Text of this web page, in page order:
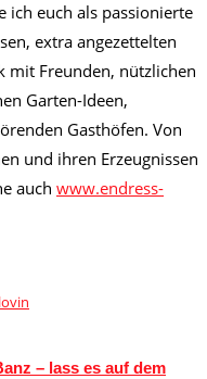
ich euch als passionierte
extra angezettelten
mit Freunden, nützlichen
Garten-Ideen,
Gasthöfen. Von
und ihren Erzeugnissen
auch www.endress-
– lass es auf dem